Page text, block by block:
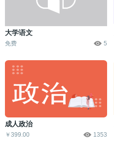
大学语文
免费 5
成人政治
￥399.00 1353